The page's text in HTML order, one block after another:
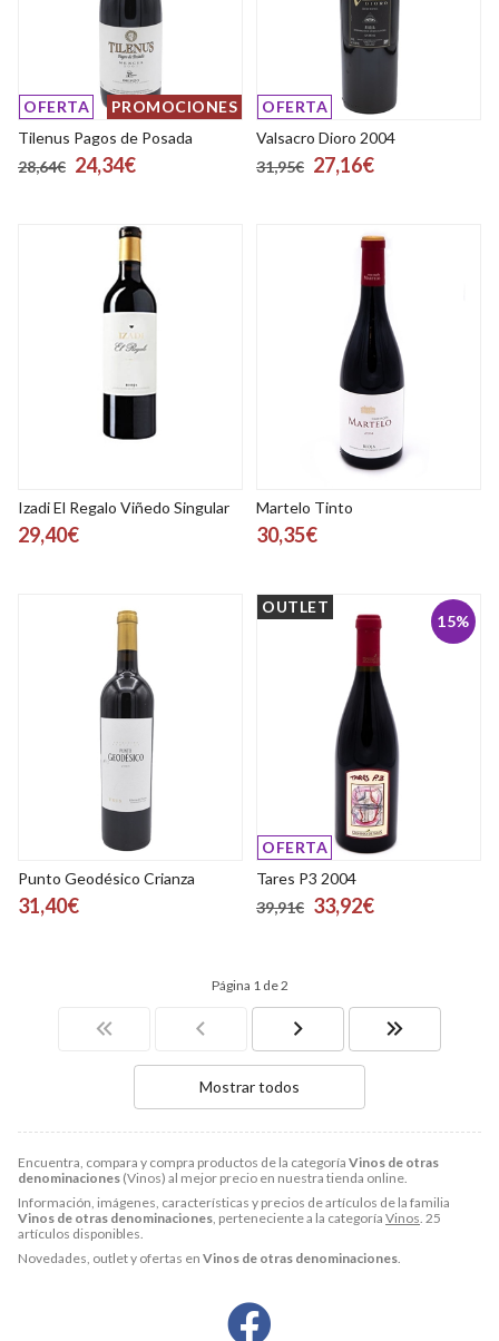
Encuentra, compara y compra productos de la categoría Vinos de otras
denominaciones (Vinos) al mejor precio en nuestra tienda online.
Información, imágenes, características y precios de artículos de la familia
Vinos de otras denominaciones , perteneciente a la categoría Vinos . 25
artículos disponibles.
Novedades, outlet y ofertas en Vinos de otras denominaciones
OFERTA
PROMOCIONES
Tilenus Pagos de Posada
28,64€ 24,34€
OFERTA
Valsacro Dioro 2004
31,95€ 27,16€
Izadi El Regalo Viñedo Singular
29,40€
Martelo Tinto
30,35€
Punto Geodésico Crianza
31,40€
15%
OFERTA
OUTLET
Tares P3 2004
39,91€ 33,92€
Página 1 de 2
Mostrar todos